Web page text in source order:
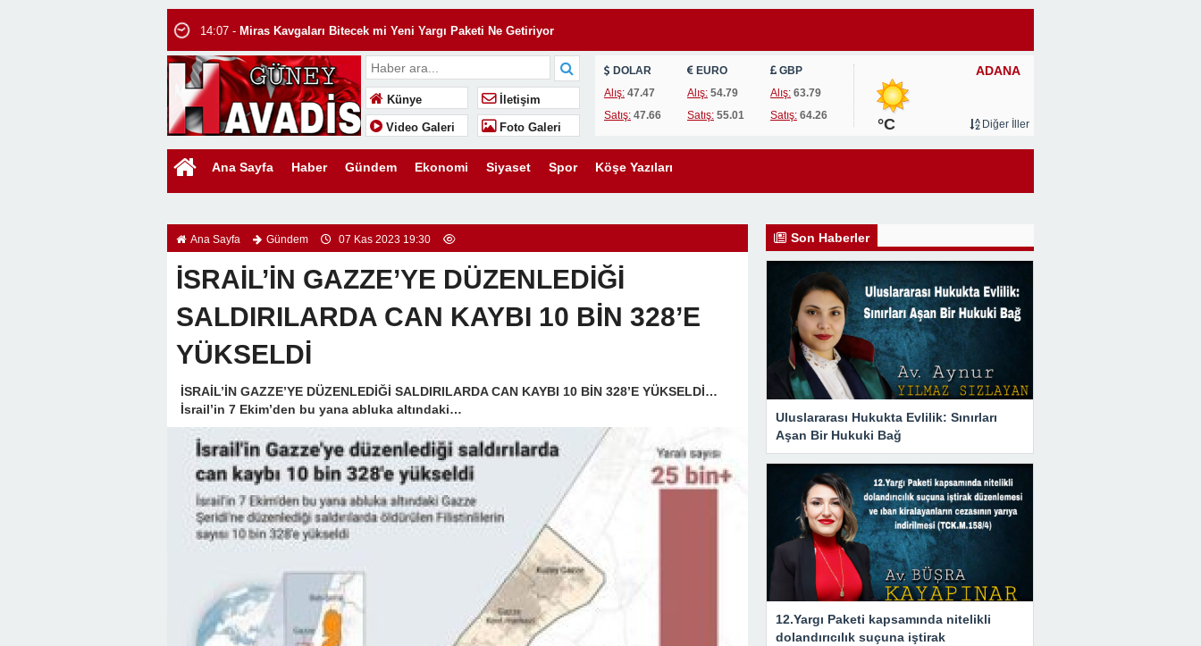
14:07 -Miras Kavgaları Bitecek mi Yeni Yargı Paketi Ne Getiriyor
14:05 - Uluslararası Hukukta Boşanma: Sınırları Aşan Bir Hukuki Süreç
13:58 -EDEN BULUR!
13:55 -Bir Şehrin Hafızasına Düşülen Vefa Nişanesi
13:44 - Sıcak Bir Güneşten Çok Daha Fazlası: Çukurova’da Zafer
13:32 - KIYILAR HALKINDIR, GİRİŞ ÜCRETİ HUKUKA AYKIRIDIR!
13:28 -WhatsApp Yazışmalarını Üçüncü Kişilerle Paylaşmak Suç Mudur?
14:11 -Uluslararası Hukukta Evlilik: Sınırları Aşan Bir Hukuki Bağ
Künye İletişim
Video Galeri Foto Galeri
DOLAR
Alış: 47.47
Satış: 47.66
EURO
Alış:54.79
Satış:55.01
GBP
Alış:63.79
Satış:64.26
ADANA
°C Diğer İller
Ana Sayfa Haber Gündem Ekonomi Siyaset Spor Köşe Yazıları
Ana Sayfa Gündem 07 Kas 2023 19:30
İSRAİL’İN GAZZE’YE DÜZENLEDİĞİ
SALDIRILARDA CAN KAYBI 10 BİN 328’E
YÜKSELDİ
İSRAİL’İN GAZZE’YE DÜZENLEDİĞİ SALDIRILARDA CAN KAYBI 10 BİN 328’E YÜKSELDİ…
İsrail’in 7 Ekim’den bu yana abluka altındaki…
Son Haberler
Uluslararası Hukukta Evlilik: Sınırları
Aşan Bir Hukuki Bağ
12.Yargı Paketi kapsamında nitelikli
dolandırıcılık suçuna iştirak